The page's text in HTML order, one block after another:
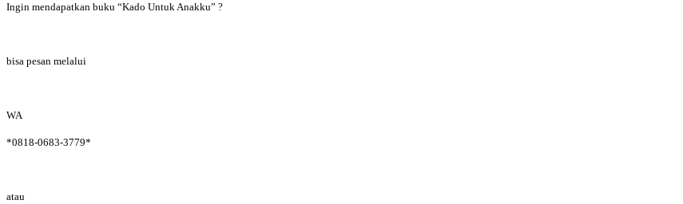
Ingin mendapatkan buku “Kado Untuk Anakku” ?
bisa pesan melalui
WA
*0818-0683-3779*
atau